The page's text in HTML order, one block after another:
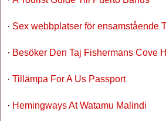
· Sex webbplatser för ensamstående
· Besöker Den Taj Fishermans Cove
· Tillämpa For A Us Passport
· Hemingways At Watamu Malindi